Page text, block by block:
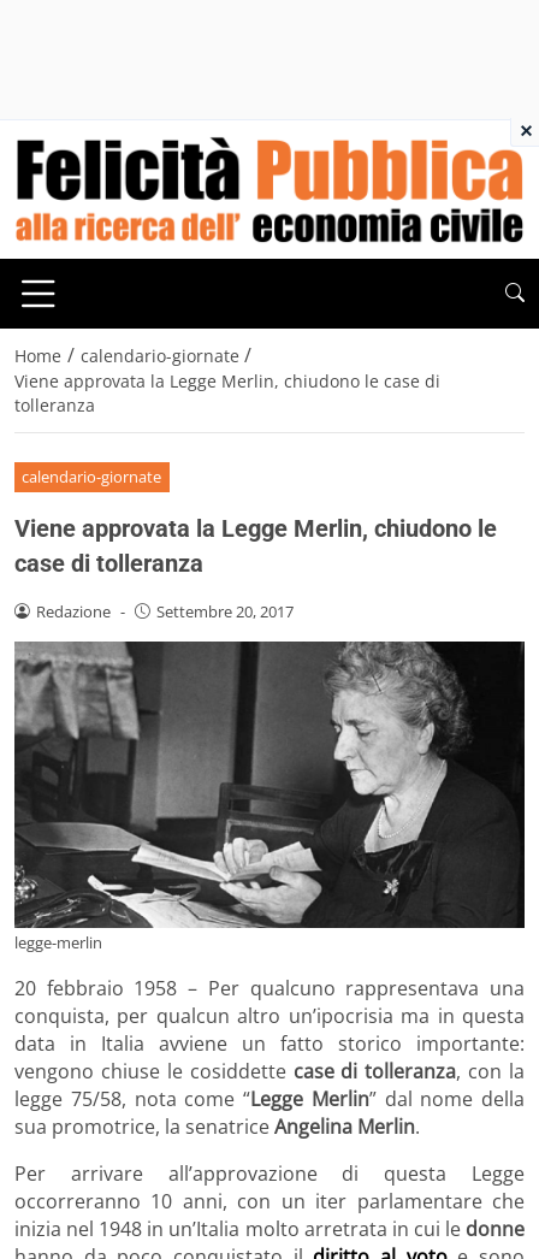
Home / calendario-giornate /
Viene approvata la Legge Merlin, chiudono le case di
tolleranza
calendario-giornate
Viene approvata la Legge Merlin, chiudono le
case di tolleranza
Redazione - Settembre 20, 2017
legge-merlin
20 febbraio 1958 – Per qualcuno rappresentava una
conquista, per qualcun altro un’ipocrisia ma in questa
data in Italia avviene un fatto storico importante:
vengono chiuse le cosiddette case di tolleranza, con la
legge 75/58, nota come “Legge Merlin” dal nome della
sua promotrice, la senatriceAngelina Merlin.
Per arrivare all’approvazione di questa Legge
occorreranno 10 anni, con un iter parlamentare che
inizia nel 1948 in un’Italia molto arretrata in cui le donne
×